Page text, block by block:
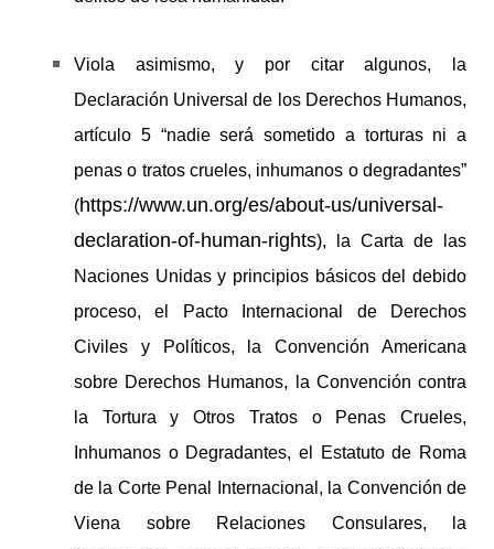
Viola asimismo, y por citar algunos, la
Declaración Universal de los Derechos Humanos,
artículo 5 “nadie será sometido a torturas ni a
penas o tratos crueles, inhumanos o degradantes”
(https://www.un.org/es/about-us/universal-
declaration-of-human-rights), la Carta de las
Naciones Unidas y principios básicos del debido
proceso, el Pacto Internacional de Derechos
Civiles y Políticos, la Convención Americana
sobre Derechos Humanos, la Convención contra
la Tortura y Otros Tratos o Penas Crueles,
Inhumanos o Degradantes, el Estatuto de Roma
de la Corte Penal Internacional, la Convención de
Viena sobre Relaciones Consulares, la